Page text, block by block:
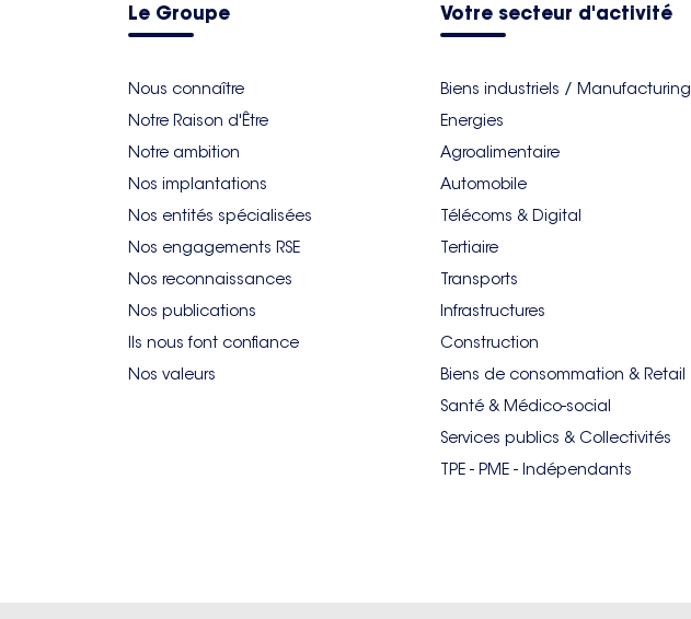
Le Groupe
Nous connaître
Notre Raison d'Être
Notre ambition
Nos implantations
Nos entités spécialisées
Nos engagements RSE
Nos reconnaissances
Nos publications
Ils nous font confiance
Nos valeurs
Votre secteur d'activité
Biens industriels / Manufacturing
Energies
Agroalimentaire
Automobile
Télécoms & Digital
Tertiaire
Transports
Infrastructures
Construction
Biens de consommation & Retail
Santé & Médico-social
Services publics & Collectivités
TPE - PME - Indépendants